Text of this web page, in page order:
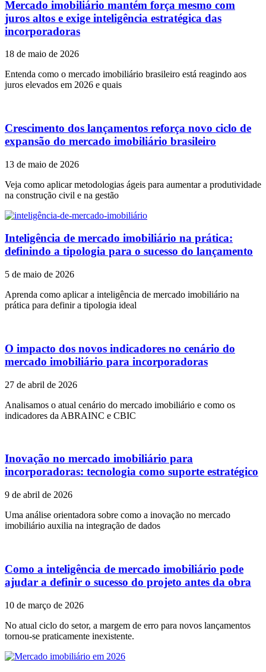
Mercado imobiliário mantém força mesmo com
juros altos e exige inteligência estratégica das
incorporadoras
18 de maio de 2026
Entenda como o mercado imobiliário brasileiro está reagindo aos
juros elevados em 2026 e quais
Crescimento dos lançamentos reforça novo ciclo de
expansão do mercado imobiliário brasileiro
13 de maio de 2026
Veja como aplicar metodologias ágeis para aumentar a produtividade
na construção civil e na gestão
Inteligência de mercado imobiliário na prática:
definindo a tipologia para o sucesso do lançamento
5 de maio de 2026
Aprenda como aplicar a inteligência de mercado imobiliário na
prática para definir a tipologia ideal
O impacto dos novos indicadores no cenário do
mercado imobiliário para incorporadoras
27 de abril de 2026
Analisamos o atual cenário do mercado imobiliário e como os
indicadores da ABRAINC e CBIC
Inovação no mercado imobiliário para
incorporadoras: tecnologia como suporte estratégico
9 de abril de 2026
Uma análise orientadora sobre como a inovação no mercado
imobiliário auxilia na integração de dados
Como a inteligência de mercado imobiliário pode
ajudar a definir o sucesso do projeto antes da obra
10 de março de 2026
No atual ciclo do setor, a margem de erro para novos lançamentos
tornou-se praticamente inexistente.